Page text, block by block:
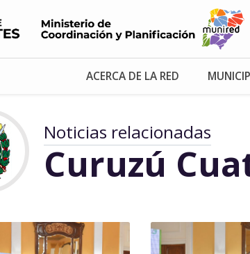
ACERCA DE LA RED
Noticias relacionadas
Curuzú